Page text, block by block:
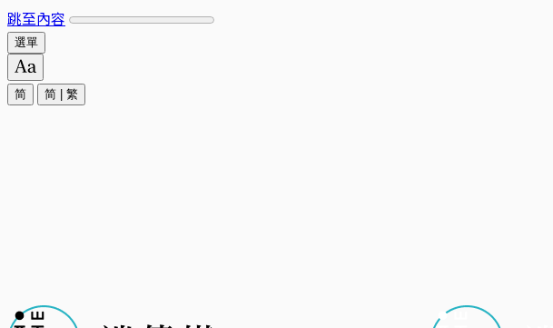
跳至內容
選單
简 简 繁